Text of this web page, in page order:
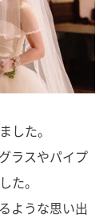
した。
ラスやパイプ
た。
ような思い出